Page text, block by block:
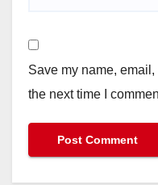
Save my name,
the next time I